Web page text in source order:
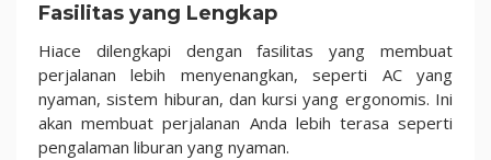
Fasilitas yang Lengkap
Hiace dilengkapi dengan fasilitas yang membuat
perjalanan lebih menyenangkan, seperti AC yang
nyaman, sistem hiburan, dan kursi yang ergonomis. Ini
akan membuat perjalanan Anda lebih terasa seperti
pengalaman liburan yang nyaman.